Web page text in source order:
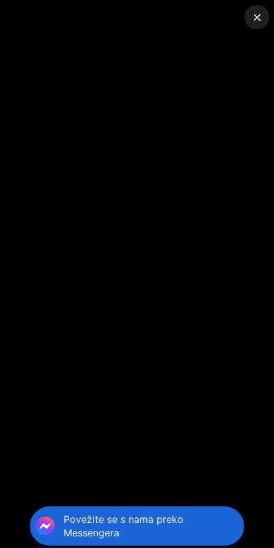
Povežite se s nama preko
Messengera